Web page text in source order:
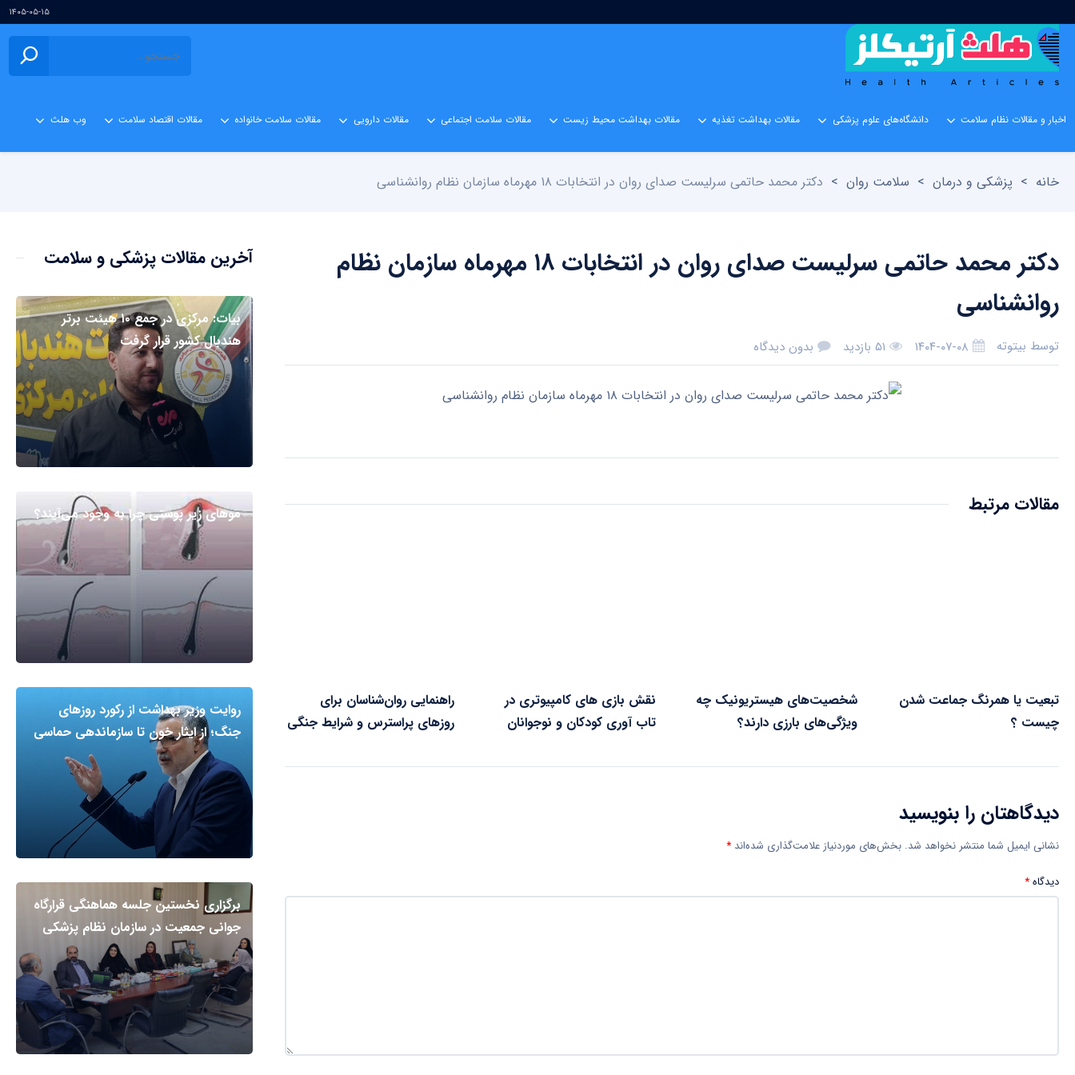
۱۴۰۵-۰۵-۱۵
اخبار و مقالات نظام سلامت دانشگاه‌های علوم پزشکی مقالات بهداشت تغذیه مقالات بهداشت محیط زیست مقالات سلامت اجتماعی مقالات دارویی مقالات سلامت خانواده مقالات اقتصاد سلامت وب هلث
خانه > پزشکی و درمان > سلامت روان > دکتر محمد حاتمی سرلیست صدای روان در انتخابات ۱۸ مهرماه سازمان نظام روانشناسی
دکتر محمد حاتمی سرلیست صدای روان در انتخابات ۱۸ مهرماه سازمان نظام
روانشناسی
توسط بیتوته ۱۴۰۴-۰۷-۰۸ ۵۱ بازدید بدون دیدگاه
مقالات مرتبط
تبعیت یا همرنگ جماعت شدن
چیست ؟
شخصیت‌های هیستریونیک چه
ویژگی‌های بارزی دارند؟
نقش بازی های کامپیوتری در
تاب آوری کودکان و نوجوانان
راهنمایی روان‌شناسان برای
روزهای پراسترس و شرایط جنگی
دیدگاهتان را بنویسید
نشانی ایمیل شما منتشر نخواهد شد. بخش‌های موردنیاز علامت‌گذاری شده‌اند *
دیدگاه*
آخرین مقالات پزشکی و سلامت
بیات: مرکزی در جمع ۱۰ هیئت برتر
هندبال کشور قرار گرفت
مو‌های زیر پوستی چرا به وجود می‌آیند؟
روایت وزیر بهداشت از رکورد روزهای
جنگ؛ از ایثار خون تا سازماندهی حماسی
برگزاری نخستین جلسه هماهنگی قرارگاه
جوانی جمعیت در سازمان نظام پزشکی